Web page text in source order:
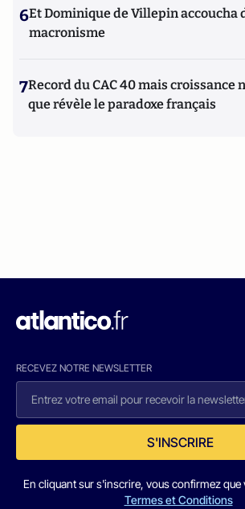
6Et Dominique de Villepin accoucha
macronisme
7Record du CAC 40 mais croissance
que révèle le paradoxe français
RECEVEZ NOTRE NEWSLETTER
S'INSCRIRE
En cliquant sur s'inscrire, vous confirmez que
Termes et Conditions